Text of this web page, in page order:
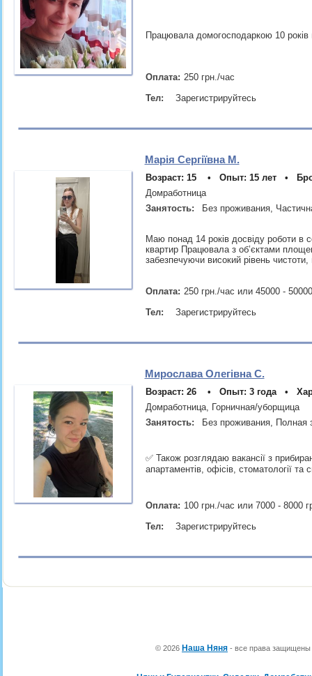
Працювала домогосподаркою 10 років
Оплата: 250 грн./час
Тел:
Зарегистрируйтесь
Марія Сергіївна М.
Возраст: 15 • Опыт: 15 лет •
Домработница
Занятость:
Без проживания,
Маю понад 14 років досвіду роботи в
квартир Працювала з об’єктами
забезпечуючи високий рівень
Оплата: 250 грн./час или 45000 -
Тел:
Зарегистрируйтесь
Мирослава Олегівна С.
Возраст: 26 • Опыт: 3 года •
Домработница, Горничная/уборщица
Занятость:
Без проживания, Полная
✅ Також розглядаю вакансії з
апартаментів, офісів, стоматології та
Оплата: 100 грн./час или 7000 - 8000
Тел:
Зарегистрируйтесь
© 2026 Наша Няня - все права